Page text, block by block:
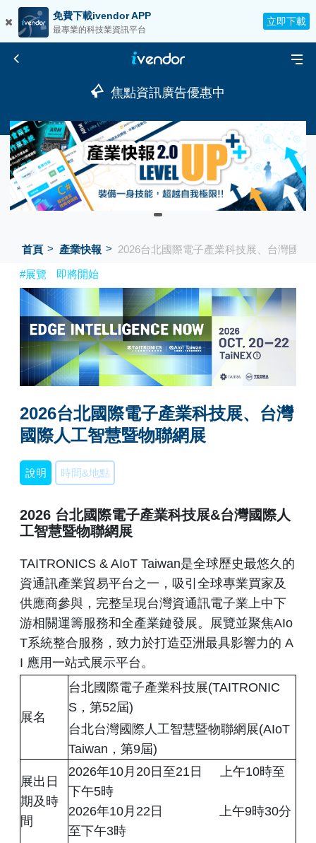
免費下載ivendor APP
最專業的科技業資訊平台
立即下載
焦點資訊廣告優惠中
首頁 產業快報 2026台北國際電子產業科技展、台灣國際
#展覽 即將開始
2026台北國際電子產業科技展、台灣
國際人工智慧暨物聯網展
說明 時間&地點
2026 台北國際電子產業科技展&台灣國際人
工智慧暨物聯網展
TAITRONICS & AIoT Taiwan是全球歷史最悠久的
資通訊產業貿易平台之一，吸引全球專業買家及
供應商參與，完整呈現台灣資通訊電子業上中下
游相關運籌服務和全產業鏈發展。展覽並聚焦AIo
T系統整合服務，致力於打造亞洲最具影響力的 A
I 應用一站式展示平台。
展名
台北國際電子產業科技展(TAITRONIC
S，第52屆)
台北台灣國際人工智慧暨物聯網展(AIoT
Taiwan，第9屆)
展出日
期及時
間
2026年10月20日至21日 上午10時至
下午5時
2026年10月22日 上午9時30分
至下午3時